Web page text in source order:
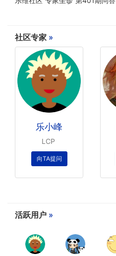
社区专家 »
乐小峰
LCP
向TA提问
活跃用户 »